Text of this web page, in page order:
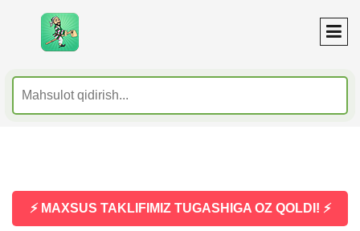
⚡ MAXSUS TAKLIFIMIZ TUGASHIGA OZ QOLDI! ⚡